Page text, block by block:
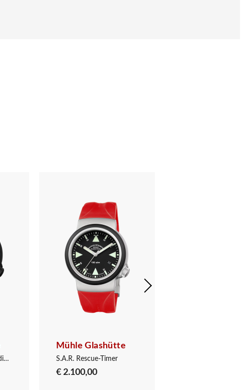
S.A.R. Rescue-Timer Edition 1994
Mühle Glashütte
S.A.R. Rescue-Timer
€ 2.100,00